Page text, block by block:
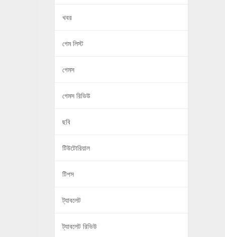
খবর
গেম লিস্ট
গেমস
গেমস রিভিউ
ছবি
টিউটোরিয়াল
টিপস
ট্যাবলেট
ট্যাবলেট রিভিউ